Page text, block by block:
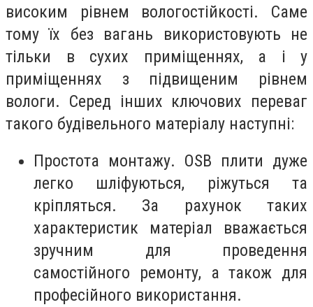
високим рівнем вологостійкості. Саме
тому їх без вагань використовують не
тільки в сухих приміщеннях, а і у
приміщеннях з підвищеним рівнем
вологи. Серед інших ключових переваг
такого будівельного матеріалу наступні:
Простота монтажу. OSB плити дуже
легко шліфуються, ріжуться та
кріпляться. За рахунок таких
характеристик матеріал вважається
зручним для проведення
самостійного ремонту, а також для
професійного використання.